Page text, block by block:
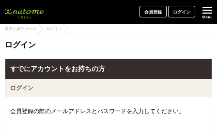
会員登録 ログイン
愛犬と旅行 ホーム ログイン
ログイン
すでにアカウントをお持ちの方
ログイン
会員登録の際のメールアドレスとパスワードを入力してください。